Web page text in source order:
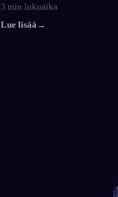
3 min lukuaika
Lue lisää →